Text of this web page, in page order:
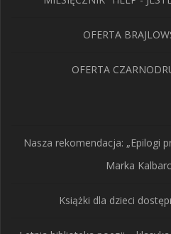
OFERTA
OFERTA
Nasza rekomendacja: „Epilogi
Marka
Książki dla dzieci